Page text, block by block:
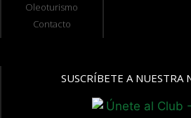
Oleoturismo
Contacto
SUSCRÍBETE A NUESTRA